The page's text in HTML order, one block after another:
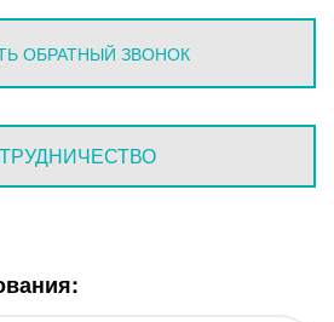
ОБРАТНЫЙ ЗВОНОК